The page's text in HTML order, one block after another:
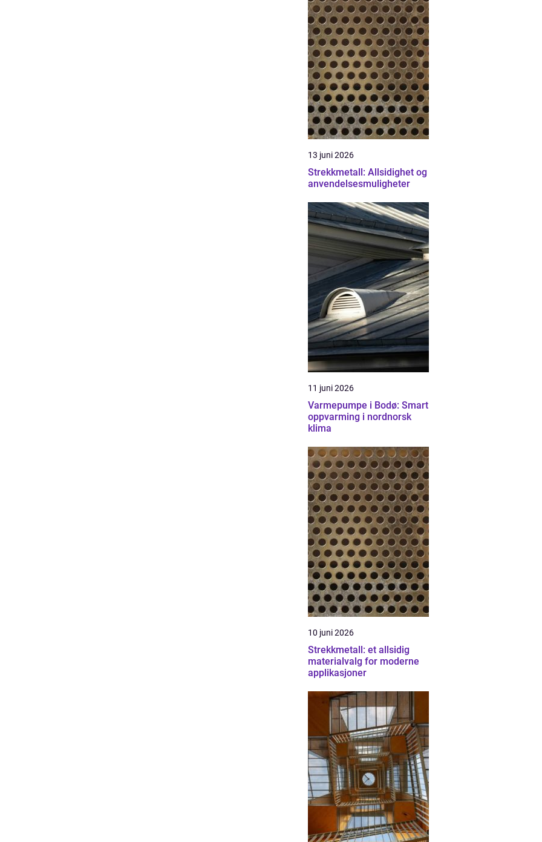
13 juni 2026
Strekkmetall: Allsidighet og
anvendelsesmuligheter
11 juni 2026
Varmepumpe i Bodø: Smart
oppvarming i nordnorsk
klima
10 juni 2026
Strekkmetall: et allsidig
materialvalg for moderne
applikasjoner